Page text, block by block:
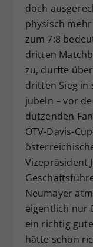
doch
physisch
zum 7:8
dritten
zu, durfte
dritten Sieg in
jubeln – vor
dutzenden
ÖTV-Davis-
Vizepräsident
Neumayer
eigentlich nur
ein richtig
hätte schon